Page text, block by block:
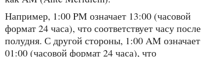
Например, 1:00 PM означает 13:00 (часовой
формат 24 часа), что соответствует часу после
полудня. С другой стороны, 1:00 AM означает
01:00 (часовой формат 24 часа), что